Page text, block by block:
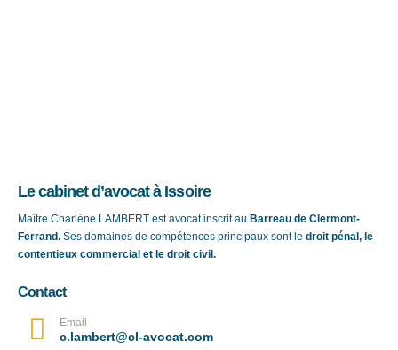
Le cabinet d’avocat à Issoire
Maître Charlène LAMBERT est avocat inscrit au Barreau de Clermont-
Ferrand. Ses domaines de compétences principaux sont le droit pénal, le
contentieux commercial et le droit civil.
Contact
Email
c.lambert@cl-avocat.com